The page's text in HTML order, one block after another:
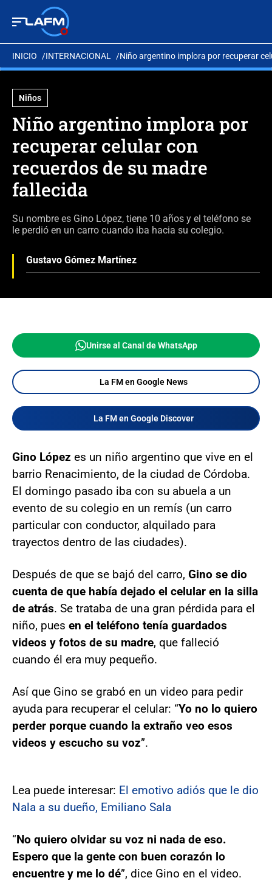
INICIO INTERNACIONAL Niño argentino implora por recuperar
Niños
Niño argentino implora por
recuperar celular con
recuerdos de su madre
fallecida
Su nombre es Gino López, tiene 10 años y el teléfono se
le perdió en un carro cuando iba hacia su colegio.
Gustavo Gómez Martínez
Unirse al Canal de WhatsApp
La FM en Google News
La FM en Google Discover
Gino López es un niño argentino que vive en el
barrio Renacimiento, de la ciudad de Córdoba.
El domingo pasado iba con su abuela a un
evento de su colegio en un remís (un carro
particular con conductor, alquilado para
trayectos dentro de las ciudades).
Después de que se bajó del carro, Gino se dio
cuenta de que había dejado el celular en la silla
de atrás. Se trataba de una gran pérdida para el
niño, pues en el teléfono tenía guardados
videos y fotos de su madre, que falleció
cuando él era muy pequeño.
Así que Gino se grabó en un video para pedir
ayuda para recuperar el celular: “Yo no lo quiero
perder porque cuando la extraño veo esos
videos y escucho su voz”.
Lea puede interesar: El emotivo adiós que le dio
Nala a su dueño, Emiliano Sala
“No quiero olvidar su voz ni nada de eso.
Espero que la gente con buen corazón lo
encuentre y me lo dé”, dice Gino en el video.